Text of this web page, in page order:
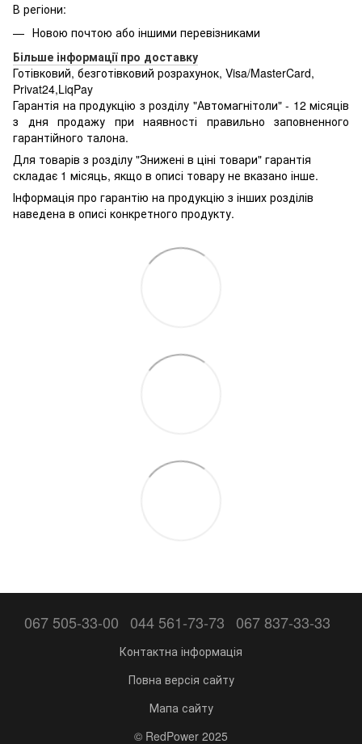
В регіони:
Новою почтою або іншими перевізниками
Більше інформації про доставку
Готівковий, безготівковий розрахунок, Visa/MasterCard,
Privat24,LiqPay
Гарантія на продукцію з розділу "Автомагнітоли" - 12 місяців
з дня продажу при наявності правильно заповненного
гарантійного талона.
Для товарів з розділу "Знижені в ціні товари" гарантія
складає 1 місяць, якщо в описі товару не вказано інше.
Інформація про гарантію на продукцію з інших розділів
наведена в описі конкретного продукту.
067 505-33-00 044 561-73-73 067 837-33-33
Контактна інформація
Повна версія сайту
Мапа сайту
© RedPower 2025